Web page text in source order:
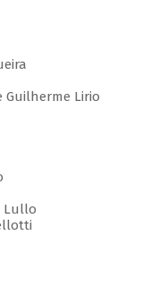
Guilherme Lirio
Lullo